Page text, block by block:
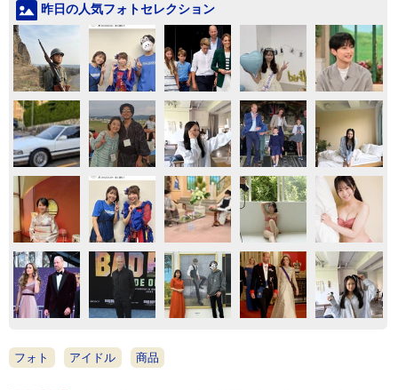
昨日の人気フォトセレクション
フォト アイドル 商品